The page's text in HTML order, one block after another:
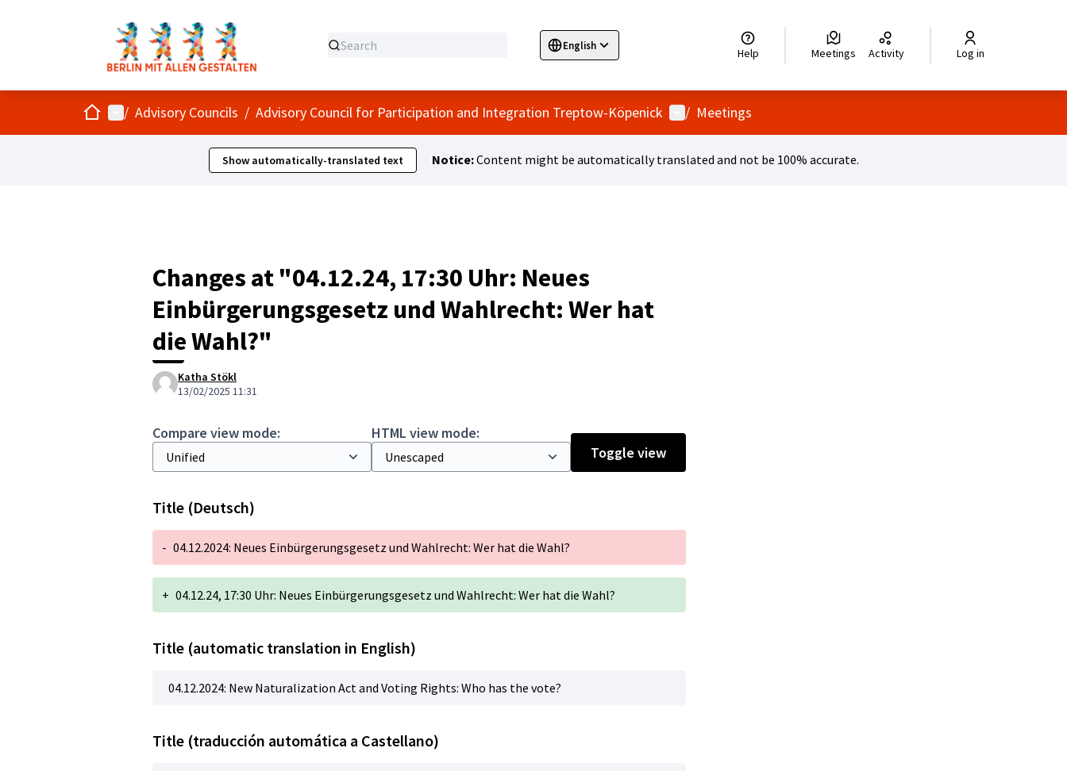
English
Sprache wählen Elegir el idioma Choisir la langue Wybierz język Dil seçinizزبان را انتخاب کنید Help Meetings Activity Log in
HomeMain menu
/ Advisory Councils / Advisory Council for Participation and Integration Treptow-Köpenick User menu
/ Meetings
Show automatically-translated text Notice:Content might be automatically translated and not be 100% accurate.
Changes at "04.12.24, 17:30 Uhr: Neues
Einbürgerungsgesetz und Wahlrecht: Wer hat
die Wahl?"
Katha Stökl
13/02/2025 11:31
Compare view mode:
HTML view mode:
Toggle view
Title (Deutsch)
- 04.12.2024: Neues Einbürgerungsgesetz und Wahlrecht: Wer hat die Wahl?
+ 04.12.24, 17:30 Uhr: Neues Einbürgerungsgesetz und Wahlrecht: Wer hat die Wahl?
Title (automatic translation in English)
04.12.2024: New Naturalization Act and Voting Rights: Who has the vote?
Title (traducción automática a Castellano)